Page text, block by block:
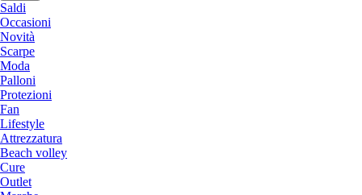
Saldi
Occasioni
Novità
Scarpe
Moda
Palloni
Protezioni
Fan
Lifestyle
Attrezzatura
Beach volley
Cure
Outlet